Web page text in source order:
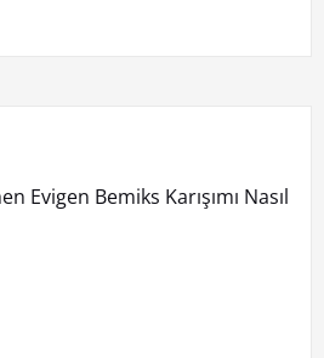
Evigen Bemiks Karışımı Nasıl